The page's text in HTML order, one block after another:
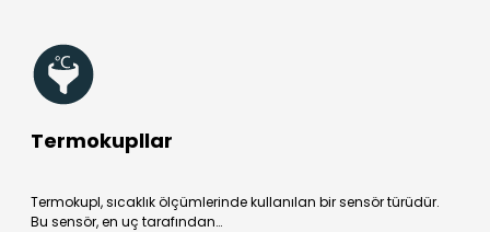
Termokupllar
Termokupl, sıcaklık ölçümlerinde kullanılan bir sensör türüdür.
Bu sensör, en uç tarafından…